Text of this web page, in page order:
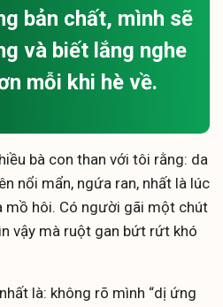
bản chất, mình sẽ
và biết lắng nghe
mỗi khi hè về.
bà con than với tôi rằng: da
nổi mẩn, ngứa ran, nhất là lúc
mồ hôi. Có người gãi một chút
vậy mà ruột gan bứt rứt khó
là: không rõ mình “dị ứng